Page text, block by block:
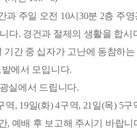
과 주일 오전 10시30분 2층 주
다. 경건과 절제의 생활을 합시
기간 중 십자가 고난에 동참하
에서 모입니다.
실에서 드립니다.
역, 19일(화) 4구역, 21일(목) 5구
, 예배 후 보고해 주시기 바랍니